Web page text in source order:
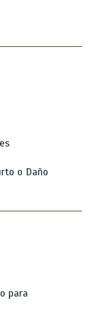
o Daño
para